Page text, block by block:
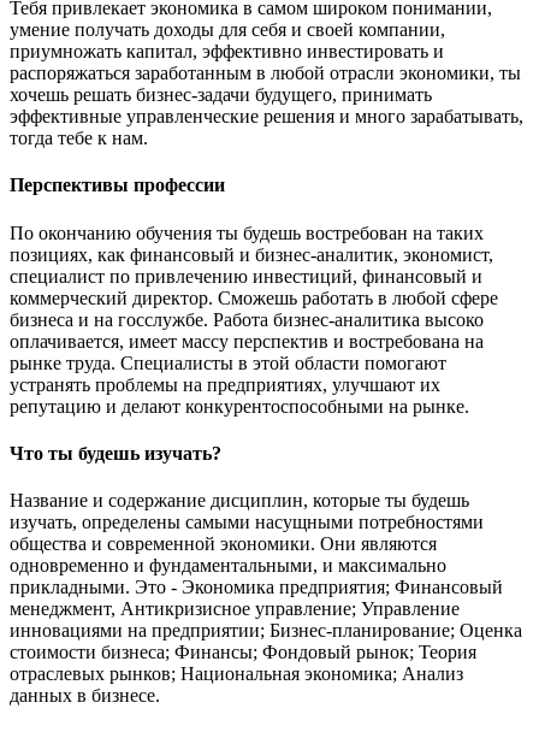
Тебя привлекает экономика в самом широком понимании,
умение получать доходы для себя и своей компании,
приумножать капитал, эффективно инвестировать и
распоряжаться заработанным в любой отрасли экономики, ты
хочешь решать бизнес-задачи будущего, принимать
эффективные управленческие решения и много зарабатывать,
тогда тебе к нам.
Перспективы профессии
По окончанию обучения ты будешь востребован на таких
позициях, как финансовый и бизнес-аналитик, экономист,
специалист по привлечению инвестиций, финансовый и
коммерческий директор. Сможешь работать в любой сфере
бизнеса и на госслужбе. Работа бизнес-аналитика высоко
оплачивается, имеет массу перспектив и востребована на
рынке труда. Специалисты в этой области помогают
устранять проблемы на предприятиях, улучшают их
репутацию и делают конкурентоспособными на рынке.
Что ты будешь изучать?
Название и содержание дисциплин, которые ты будешь
изучать, определены самыми насущными потребностями
общества и современной экономики. Они являются
одновременно и фундаментальными, и максимально
прикладными. Это - Экономика предприятия; Финансовый
менеджмент, Антикризисное управление; Управление
инновациями на предприятии; Бизнес-планирование; Оценка
стоимости бизнеса; Финансы; Фондовый рынок; Теория
отраслевых рынков; Национальная экономика; Анализ
данных в бизнесе.